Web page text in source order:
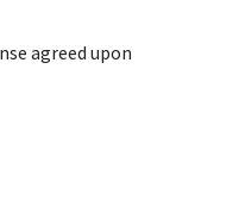
agreed upon